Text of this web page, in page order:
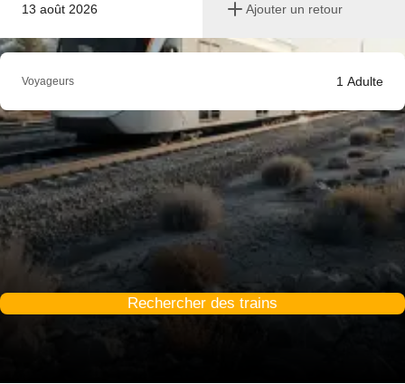
13 août 2026 Ajouter un retour
Voyageurs 1 Adulte
Rechercher des trains